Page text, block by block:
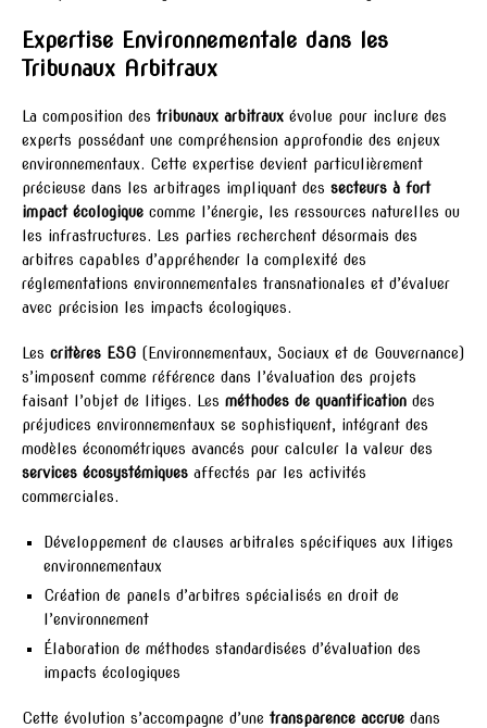
Expertise Environnementale dans les
Tribunaux Arbitraux
La composition des tribunaux arbitraux évolue pour inclure des
experts possédant une compréhension approfondie des enjeux
environnementaux. Cette expertise devient particulièrement
précieuse dans les arbitrages impliquant des secteurs à fort
impact écologique comme l’énergie, les ressources naturelles ou
les infrastructures. Les parties recherchent désormais des
arbitres capables d’appréhender la complexité des
réglementations environnementales transnationales et d’évaluer
avec précision les impacts écologiques.
Les critères ESG (Environnementaux, Sociaux et de Gouvernance)
s’imposent comme référence dans l’évaluation des projets
faisant l’objet de litiges. Les méthodes de quantification des
préjudices environnementaux se sophistiquent, intégrant des
modèles économétriques avancés pour calculer la valeur des
services écosystémiques affectés par les activités
commerciales.
Développement de clauses arbitrales spécifiques aux litiges
environnementaux
Création de panels d’arbitres spécialisés en droit de
l’environnement
Élaboration de méthodes standardisées d’évaluation des
impacts écologiques
Cette évolution s’accompagne d’une transparence accrue dans